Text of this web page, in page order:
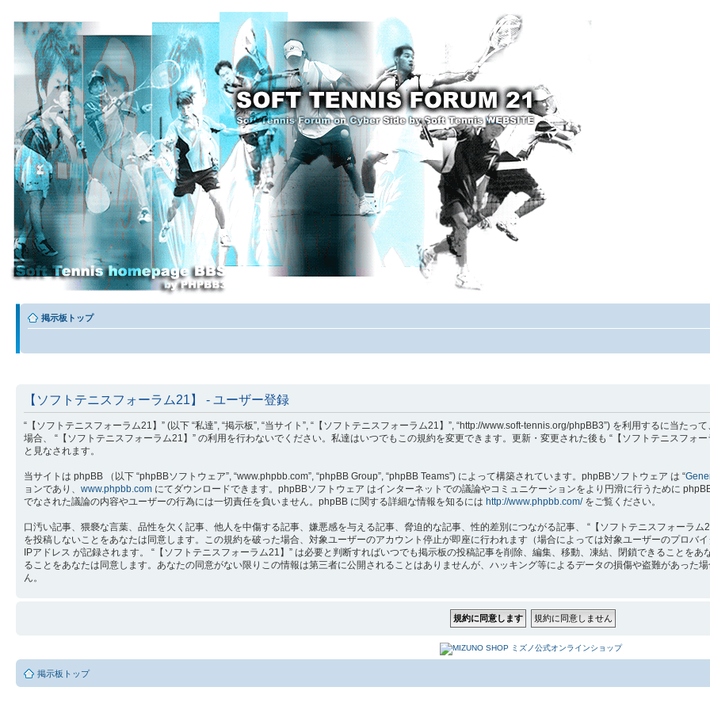
掲示板トップ
【ソフトテニスフォーラム21】 - ユーザー登録
“【ソフトテニスフォーラム21】” (以下 “私達”, “掲示板”, “当サイト”, “【ソフトテニスフォーラム21】”, “http://www.soft-tennis.org/phpBB3”) を利用するに当た
場合、 “【ソフトテニスフォーラム21】” の利用を行わないでください。私達はいつでもこの規約を変更できます。更新・変更された後も “【ソフトテニスフォ
と見なされます。
当サイトは phpBB （以下 “phpBBソフトウェア”, “www.phpbb.com”, “phpBB Group”, “phpBB Teams”) によって構築されています。phpBBソフトウェア は “
ョンであり、 www.phpbb.com にてダウンロードできます。phpBBソフトウェア はインターネットでの議論やコミュニケーションをより円滑に行うために
でなされた議論の内容やユーザーの行為には一切責任を負いません。phpBB に関する詳細な情報を知るには http://www.phpbb.com/をご覧ください。
口汚い記事、猥褻な言葉、品性を欠く記事、他人を中傷する記事、嫌悪感を与える記事、脅迫的な記事、性的差別につながる記事、 “【ソフトテニスフォーラ
を投稿しないことをあなたは同意します。この規約を破った場合、対象ユーザーのアカウント停止が即座に行われます（場合によっては対象ユーザーのプロバ
IPアドレス が記録されます。 “【ソフトテニスフォーラム21】” は必要と判断すればいつでも掲示板の投稿記事を削除、編集、移動、凍結、閉鎖できることを
ることをあなたは同意します。あなたの同意がない限りこの情報は第三者に公開されることはありませんが、ハッキング等によるデータの損傷や盗難があった
ん。
掲示板トップ